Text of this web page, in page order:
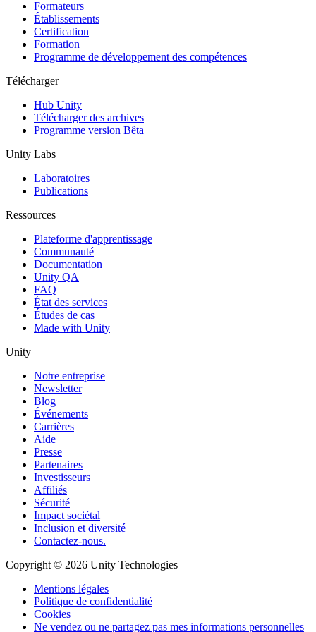
Jeux XR
Lancez des jeux XR sur plusieurs plateformes
Jeux multijoueur
Simplifiez le développement de jeux multijoueurs
Formateurs
Établissements
Certification
Formation
Programme de développement des compétences
Télécharger
Hub Unity
Télécharger des archives
Programme version Bêta
Unity Labs
Laboratoires
Publications
Ressources
Plateforme d'apprentissage
Communauté
Documentation
Unity QA
FAQ
État des services
Études de cas
Made with Unity
Unity
Notre entreprise
Newsletter
Blog
Événements
Carrières
Aide
Presse
Partenaires
Investisseurs
Affiliés
Sécurité
Impact sociétal
Inclusion et diversité
Contactez-nous.
Copyright © 2026 Unity Technologies
Mentions légales
Politique de confidentialité
Cookies
Ne vendez ou ne partagez pas mes informations personnelles